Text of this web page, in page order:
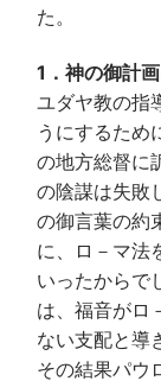
た。
1．神の御計
ユダヤ教の指
うにするため
の地方総督に
の陰謀は失敗
の御言葉の約
に、ロ－マ法
いったからで
は、福音がロ
ない支配と導
その結果パウ